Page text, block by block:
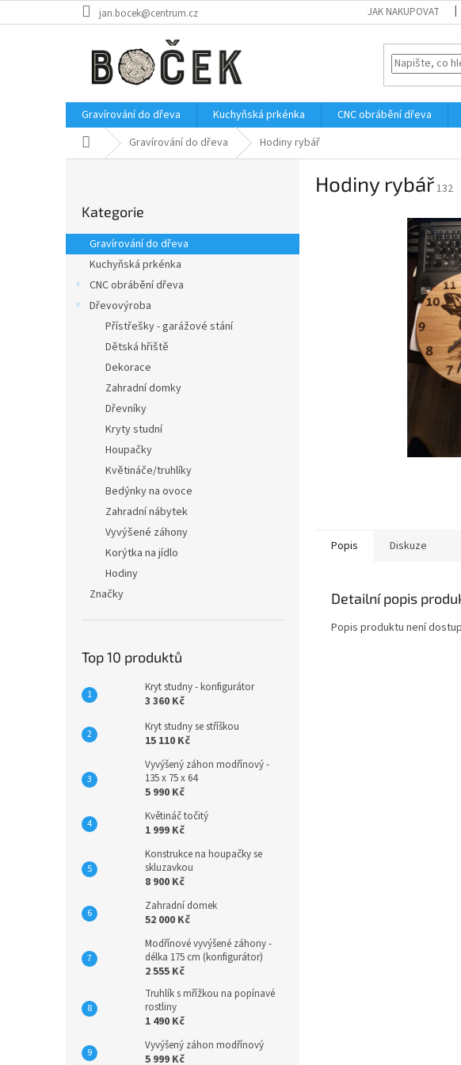
na
jan.bocek@centrum.cz JAK NAKUPOVAT
Gravírování do dřeva Kuchyňská prkénka CNC obrábění dřeva
Domů Gravírování do dřeva Hodiny rybář
r
a
kategorie
Kategorie
Gravírování do dřeva
Kuchyňská prkénka
CNC obrábění dřeva
Dřevovýroba
Přístřešky - garážové stání
Dětská hřiště
Dekorace
Zahradní domky
Dřevníky
Kryty studní
Houpačky
Květináče/truhlíky
Bedýnky na ovoce
Zahradní nábytek
Vyvýšené záhony
Korýtka na jídlo
Hodiny
Značky
Top 10 produktů
Kryt studny - konfigurátor
3 360 Kč
Kryt studny se stříškou
15 110 Kč
Vyvýšený záhon modřínový -
135 x 75 x 64
5 990 Kč
Květináč točitý
1 999 Kč
Konstrukce na houpačky se
skluzavkou
8 900 Kč
Zahradní domek
52 000 Kč
Modřínové vyvýšené záhony -
délka 175 cm (konfigurátor)
2 555 Kč
Truhlík s mřížkou na popínavé
rostliny
1 490 Kč
Vyvýšený záhon modřínový
5 999 Kč
Hodiny rybář132
Popis Diskuze
Detailní popis
Popis produktu není